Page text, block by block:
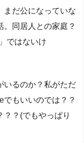
まだ公になっていな
同居人との家庭？
ではないけ
いるのか？私がただ
もいいのでは？？
？(でもやっぱり